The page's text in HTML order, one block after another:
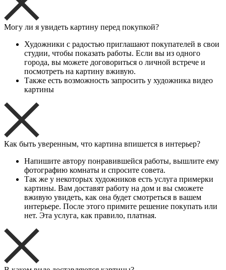
Могу ли я увидеть картину перед покупкой?
Художники с радостью приглашают покупателей в свои
студии, чтобы показать работы. Если вы из одного
города, вы можете договориться о личной встрече и
посмотреть на картину вживую.
Также есть возможность запросить у художника видео
картины
Как быть уверенным, что картина впишется в интерьер?
Напишите автору понравившейся работы, вышлите ему
фотографию комнаты и спросите совета.
Так же у некоторых художников есть услуга примерки
картины. Вам доставят работу на дом и вы сможете
вживую увидеть, как она будет смотреться в вашем
интерьере. После этого примите решение покупать или
нет. Эта услуга, как правило, платная.